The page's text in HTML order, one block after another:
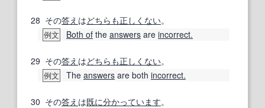
28 その答え はどちらも正しくない。
例文 Both of the answers are incorrect.
29 その答え はどちらも正しくない。
例文 The answers are both incorrect.
30 その答え は既に分かっています。